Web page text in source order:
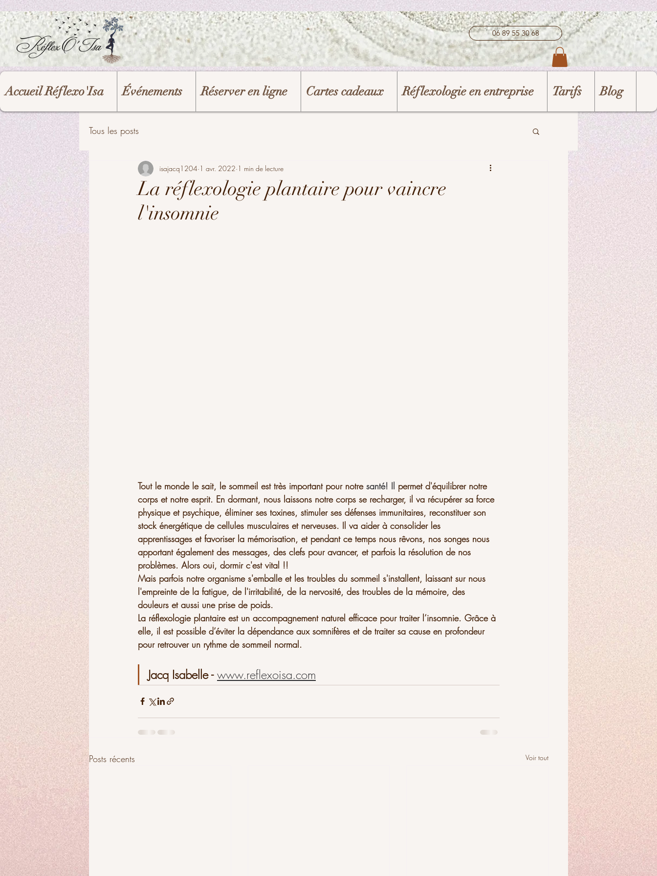
UA-208204787-1
06 89 55 30 68
Accueil Réflexo'Isa Événements Réserver en ligne Cartes cadeaux Réflexologie en entreprise Tarifs Blog
Tous les posts
La réflexologie plantaire pour vaincre
l'insomnie
isajacq1204 1 avr. 2022 1 min de lecture
Tout le monde le sait, le sommeil est très important pour notre santé! Il permet d'équilibrer notre
corps et notre esprit. En dormant, nous laissons notre corps se recharger, il va récupérer sa force
physique et psychique, éliminer ses toxines, stimuler ses défenses immunitaires, reconstituer son
stock énergétique de cellules musculaires et nerveuses. Il va aider à consolider les
apprentissages et favoriser la mémorisation, et pendant ce temps nous rêvons, nos songes nous
apportant également des messages, des clefs pour avancer, et parfois la résolution de nos
problèmes. Alors oui, dormir c'est vital !!
Mais parfois notre organisme s'emballe et les troubles du sommeil s'installent, laissant sur nous
l'empreinte de la fatigue, de l'irritabilité, de la nervosité, des troubles de la mémoire, des
douleurs et aussi une prise de poids.
La réflexologie plantaire est un accompagnement naturel efficace pour traiter l’insomnie. Grâce à
elle, il est possible d’éviter la dépendance aux somnifères et de traiter sa cause en profondeur
pour retrouver un rythme de sommeil normal.
Jacq Isabelle - www.reflexoisa.com
Posts récents Voir tout